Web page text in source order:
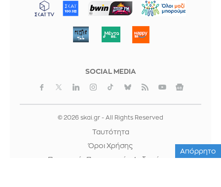
ΜΠΟΡΟΥΜΕ
SOCIAL MEDIA
© 2026 skai.gr - All Rights Reserved
Ταυτότητα
Όροι Χρήσης
Προστασία Προσωπικών Δεδομένων
Απόρρητο